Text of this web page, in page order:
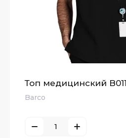
Топ медицинский
Barco